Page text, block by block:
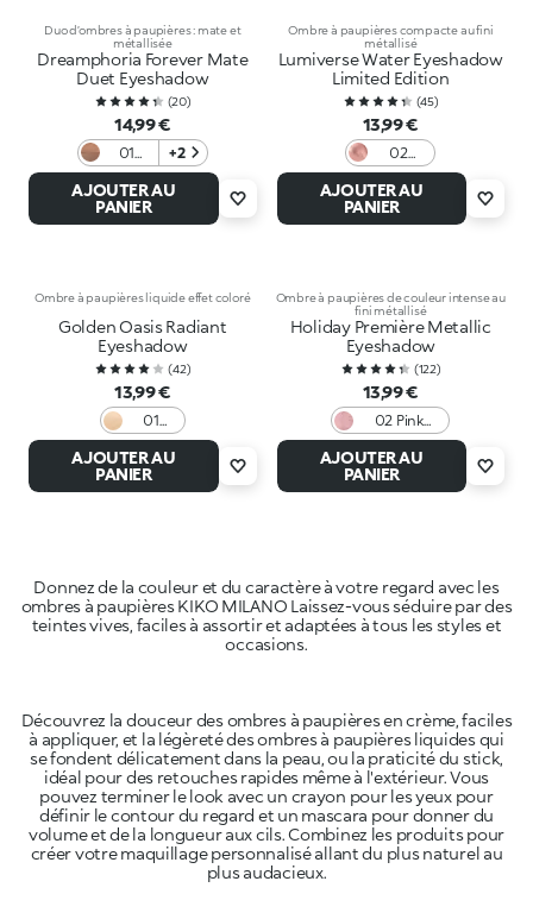
Duo d’ombres à paupières : mate et
métallisée
Dreamphoria Forever Mate
Duet Eyeshadow
(20)
14,99 €
01
Cocoa
And
Go
+2
AJOUTER AU
PANIER
Ombre à paupières compacte au fini
métallisé
Lumiverse Water Eyeshadow
Limited Edition
(45)
13,99 €
02
Polarize
Pastel
AJOUTER AU
PANIER
Ombre à paupières liquide effet coloré
Golden Oasis Radiant
Eyeshadow
(42)
13,99 €
01
Perfect
Gold
AJOUTER AU
PANIER
Ombre à paupières de couleur intense au
fini métallisé
Holiday Première Metallic
Eyeshadow
(122)
13,99 €
02 Pink
Monologue
AJOUTER AU
PANIER
Donnez de la couleur et du caractère à votre regard avec les
ombres à paupières KIKO MILANO Laissez-vous séduire par des
teintes vives, faciles à assortir et adaptées à tous les styles et
occasions.
Découvrez la douceur des ombres à paupières en crème, faciles
à appliquer, et la légèreté des ombres à paupières liquides qui
se fondent délicatement dans la peau, ou la praticité du stick,
idéal pour des retouches rapides même à l'extérieur. Vous
pouvez terminer le look avec un crayon pour les yeux pour
définir le contour du regard et un mascara pour donner du
volume et de la longueur aux cils. Combinez les produits pour
créer votre maquillage personnalisé allant du plus naturel au
plus audacieux.